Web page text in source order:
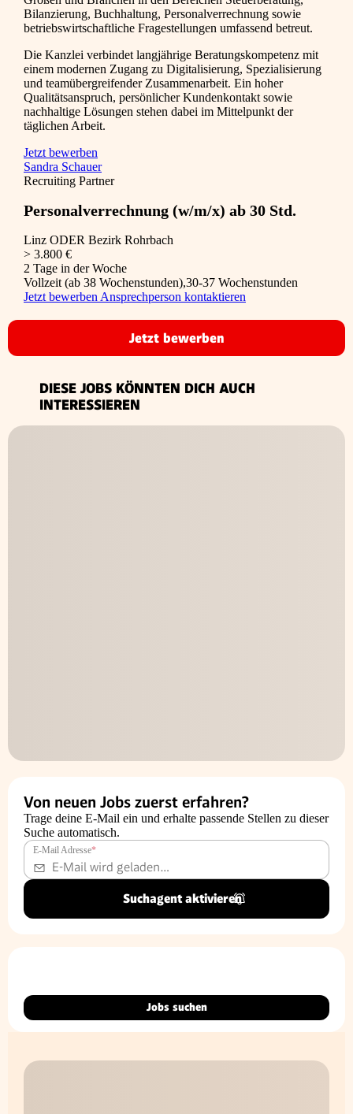
Bilanzierung, Buchhaltung, Personalverrechnung sowie
betriebswirtschaftliche Fragestellungen umfassend betreut.
Die Kanzlei verbindet langjährige Beratungskompetenz mit
einem modernen Zugang zu Digitalisierung, Spezialisierung
und teamübergreifender Zusammenarbeit. Ein hoher
Qualitätsanspruch, persönlicher Kundenkontakt sowie
nachhaltige Lösungen stehen dabei im Mittelpunkt der
täglichen Arbeit.
Jetzt bewerben
Sandra Schauer
Recruiting Partner
Personalverrechnung (w/m/x) ab 30 Std.
Linz ODER Bezirk Rohrbach
> 3.800 €
2 Tage in der Woche
Vollzeit (ab 38 Wochenstunden),30-37 Wochenstunden
Jetzt bewerben Ansprechperson kontaktieren
Jetzt bewerben
DIESE JOBS KÖNNTEN DICH AUCH
INTERESSIEREN
Von neuen Jobs zuerst erfahren?
Trage deine E-Mail ein und erhalte passende Stellen zu dieser
Suche automatisch.
E-Mail Adresse*
Suchagent aktivieren
Jobs suchen